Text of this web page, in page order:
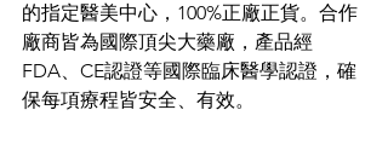
的指定醫美中心，100%正廠正貨。合作
廠商皆為國際頂尖大藥廠，產品經
FDA、CE認證等國際臨床醫學認證，確
保每項療程皆安全、有效。